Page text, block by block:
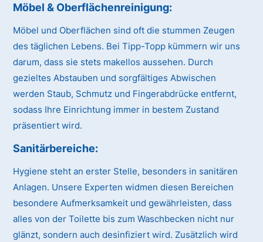
Möbel & Oberflächenreinigung:
Möbel und Oberflächen sind oft die stummen Zeugen
des täglichen Lebens. Bei Tipp-Topp kümmern wir uns
darum, dass sie stets makellos aussehen. Durch
gezieltes Abstauben und sorgfältiges Abwischen
werden Staub, Schmutz und Fingerabdrücke entfernt,
sodass Ihre Einrichtung immer in bestem Zustand
präsentiert wird.
Sanitärbereiche:
Hygiene steht an erster Stelle, besonders in sanitären
Anlagen. Unsere Experten widmen diesen Bereichen
besondere Aufmerksamkeit und gewährleisten, dass
alles von der Toilette bis zum Waschbecken nicht nur
glänzt, sondern auch desinfiziert wird. Zusätzlich wird